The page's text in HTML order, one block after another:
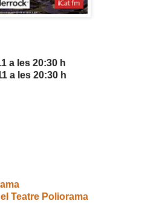
a les 20:30 h
a les 20:30 h
Teatre Poliorama